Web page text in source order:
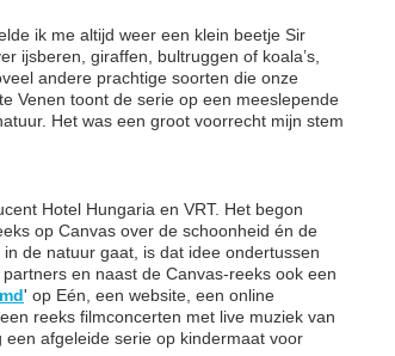
ik me altijd weer een klein beetje Sir
ijsberen, giraffen, bultruggen of koala’s,
andere prachtige soorten die onze
Venen toont de serie op een meeslepende
Het was een groot voorrecht mijn stem
Hotel Hungaria en VRT. Het begon
op Canvas over de schoonheid én de
de natuur gaat, is dat idee ondertussen
en naast de Canvas-reeks ook een
' op Eén, een website, een online
reeks filmconcerten met live muziek van
afgeleide serie op kindermaat voor